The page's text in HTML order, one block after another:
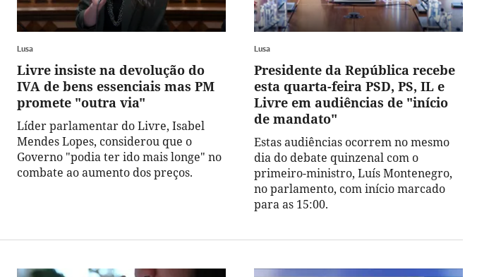
Lusa
Livre insiste na devolução do
IVA de bens essenciais mas PM
promete "outra via"
Líder parlamentar do Livre, Isabel
Mendes Lopes, considerou que o
Governo "podia ter ido mais longe" no
combate ao aumento dos preços.
Lusa
Presidente da República recebe
esta quarta-feira PSD, PS, IL e
Livre em audiências de "início
de mandato"
Estas audiências ocorrem no mesmo
dia do debate quinzenal com o
primeiro-ministro, Luís Montenegro,
no parlamento, com início marcado
para as 15:00.